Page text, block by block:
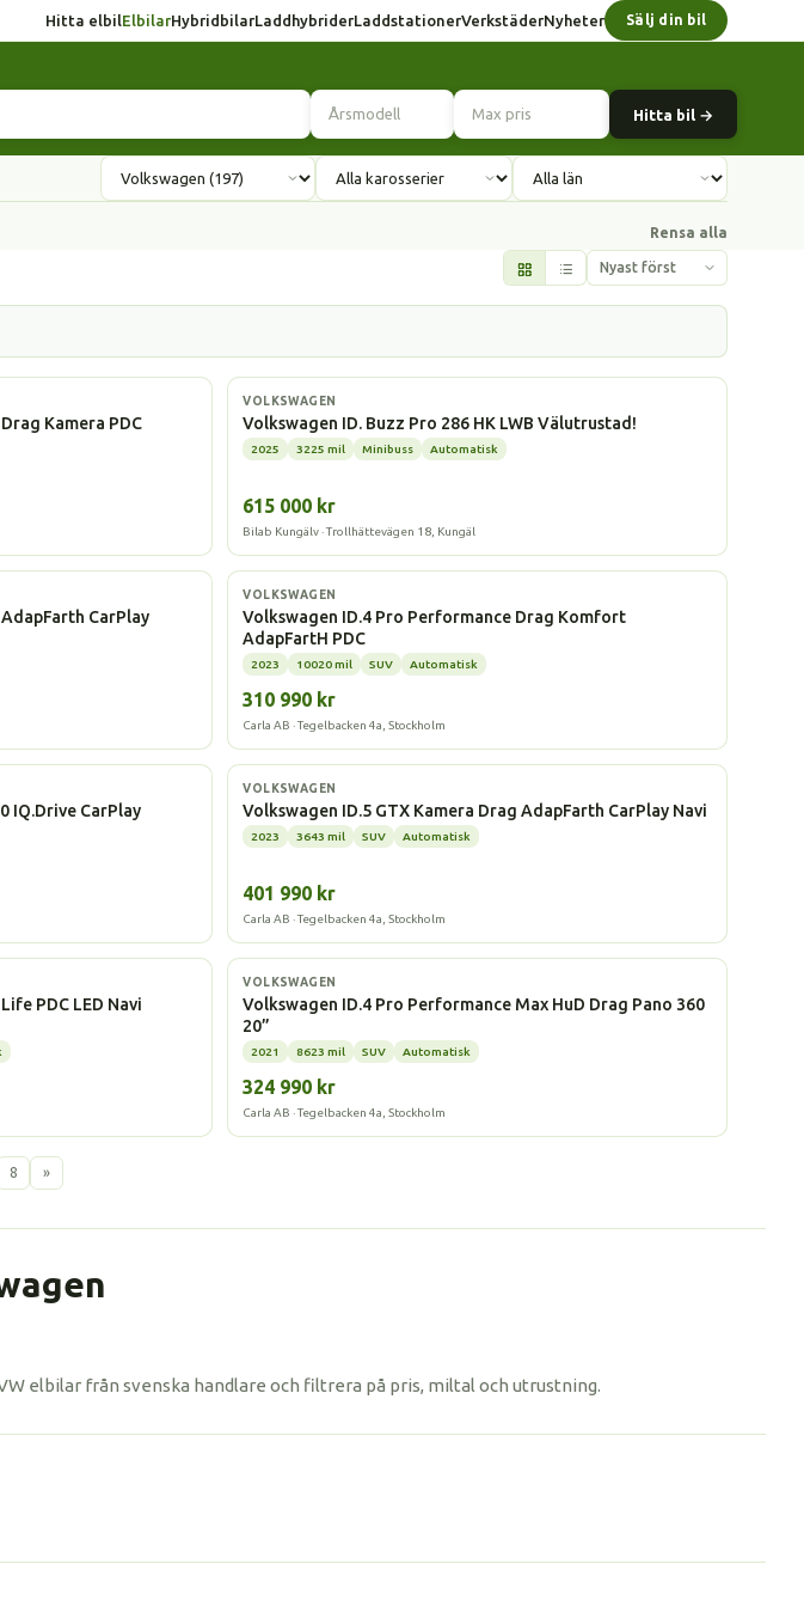
Hitta elbilElbilarHybridbilarLaddhybriderLaddstationerVerkstäderNyheter Sälj din bil
Hitta bil →
Rensa alla
Kamera PDC
Elbil
VOLKSWAGEN
Volkswagen ID. Buzz Pro 286 HK LWB Välutrustad!
2025 3225 mil Minibuss Automatisk
615 000 kr
Bilab Kungälv · Trollhättevägen 18, Kungäl
CarPlay
Elbil
VOLKSWAGEN
Volkswagen ID.4 Pro Performance Drag Komfort
AdapFartH PDC
2023 10020 mil SUV Automatisk
310 990 kr
Carla AB · Tegelbacken 4a, Stockholm
IQ.Drive CarPlay
Elbil
VOLKSWAGEN
Volkswagen ID.5 GTX Kamera Drag AdapFarth CarPlay Navi
2023 3643 mil SUV Automatisk
401 990 kr
Carla AB · Tegelbacken 4a, Stockholm
PDC LED Navi
Elbil
VOLKSWAGEN
Volkswagen ID.4 Pro Performance Max HuD Drag Pano 360
20”
2021 8623 mil SUV Automatisk
324 990 kr
Carla AB · Tegelbacken 4a, Stockholm
8 »
elbilar från svenska handlare och filtrera på pris, miltal och utrustning.